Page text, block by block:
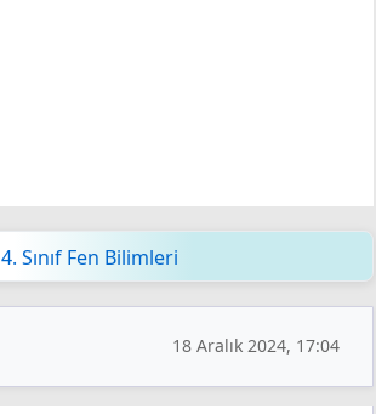
4. Sınıf Fen Bilimleri
18 Aralık 2024, 17:04